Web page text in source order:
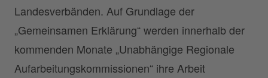
Landesverbänden. Auf Grundlage der
„Gemeinsamen Erklärung“ werden innerhalb der
kommenden Monate „Unabhängige Regionale
Aufarbeitungskommissionen“ ihre Arbeit